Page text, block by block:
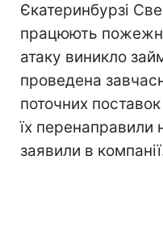
Єкатеринбурзі
працюють
атаку виникло
проведена
поточних
їх перенаправили
заявили в